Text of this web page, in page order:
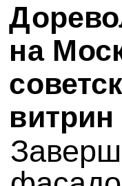
на
витрин